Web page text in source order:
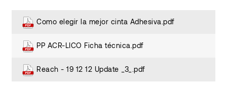
Como elegir la mejor cinta Adhesiva.pdf
PP ACR-LICO Ficha técnica.pdf
Reach - 19 12 12 Update _3_.pdf